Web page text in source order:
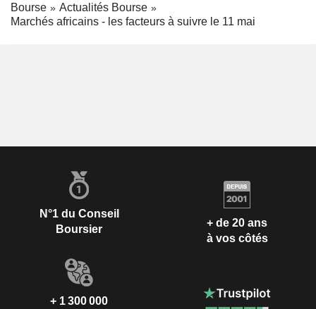
Bourse
Actualités Bourse
Marchés africains - les facteurs à suivre le 11 mai
N°1 du Conseil
Boursier
+ de 20 ans
à vos côtés
+ 1 300 000